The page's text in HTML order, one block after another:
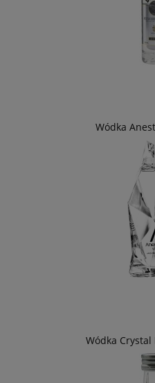
Wódka
Wódka Crystal